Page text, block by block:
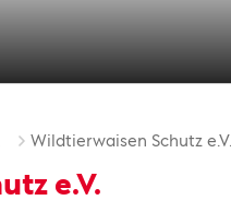
Wildtierwaisen Schutz e.V.
e.V.